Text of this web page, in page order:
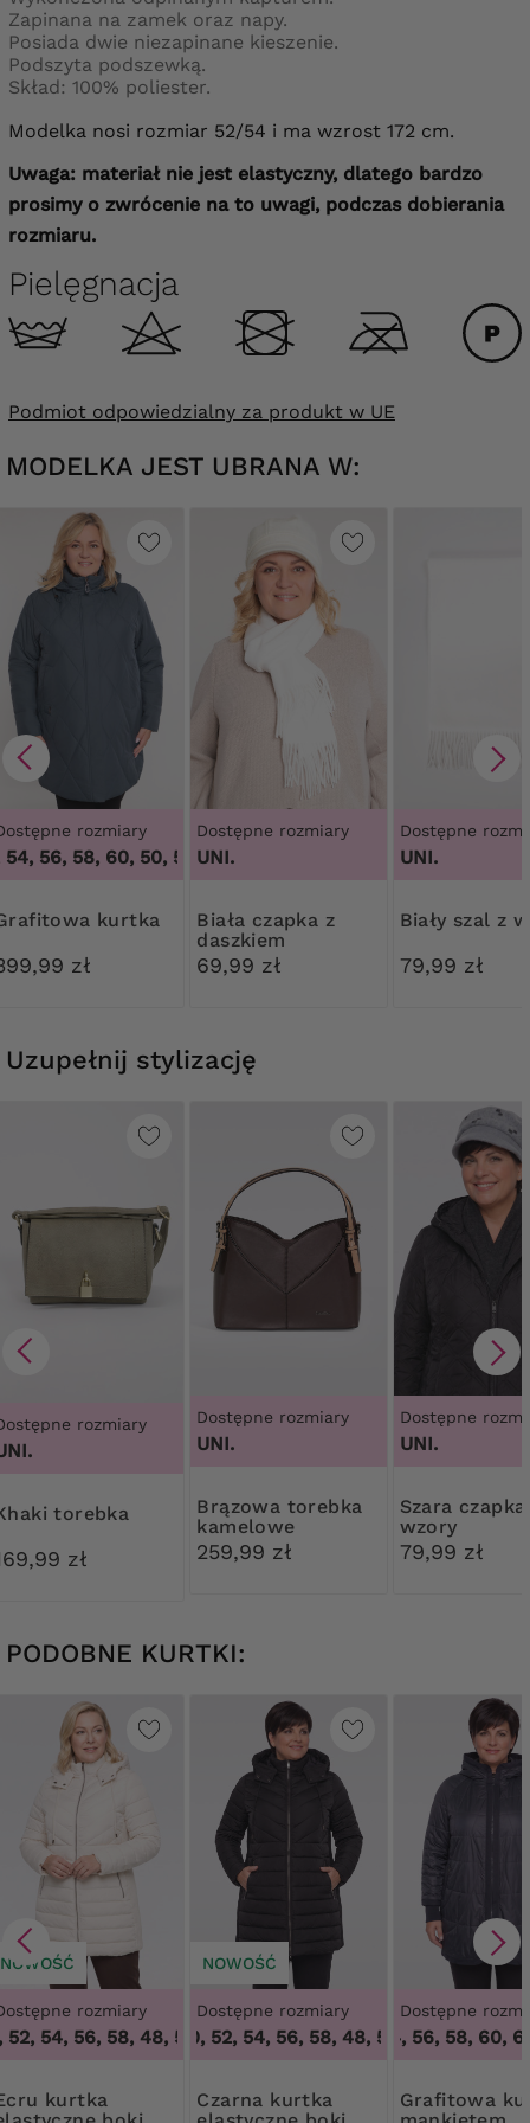
Zapinana na zamek oraz napy.
Posiada dwie niezapinane kieszenie.
Podszyta podszewką.
Skład: 100% poliester.
Modelka nosi rozmiar 52/54 i ma wzrost 172 cm.
Uwaga: materiał nie jest elastyczny, dlatego bardzo
prosimy o zwrócenie na to uwagi, podczas dobierania
rozmiaru.
Pielęgnacja
Podmiot odpowiedzialny za produkt w UE
MODELKA JEST UBRANA W:
rozmiary
56, 58, 60,50, 52, 54, 56, 58, 60
Grafitowa kurtka
zł
Dostępne rozmiary
UNI.
Biała czapka z
daszkiem
69,99 zł
Dostępne
UNI.
Biały szal z
79,99 zł
Uzupełnij stylizację
rozmiary
Khaki torebka
zł
Dostępne rozmiary
UNI.
Brązowa torebka
kamelowe
wykończenia
259,99 zł
Dostępne
UNI.
Szara czapka we
wzory
79,99 zł
PODOBNE KURTKI:
NOWOŚĆ
rozmiary
54, 56, 58,48, 50, 52, 54, 56, 58
NOWOŚĆ
Dostępne rozmiary
48, 50, 52, 54, 56, 58,48, 50, 52, 54, 56, 58
Czarna kurtka
Dostępne
52, 54, 56, 58, 60, 62
Grafitowa kurtka z